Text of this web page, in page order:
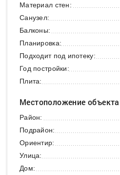
Материал стен:
Санузел:
Балконы:
Планировка:
Подходит под ипотеку:
Год постройки:
Плита:
Местоположение
Район:
Подрайон:
Ориентир:
Улица:
Дом: